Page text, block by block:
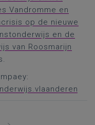
Vandromme en
op de nieuwe
en de
van Roosmarijn